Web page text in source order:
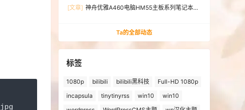
jpg
[文章] 神舟优雅A460电脑HM55主板系列笔记本无
Ta的全部动态
标签
1080p bilibili bilibili黑科技
Full-HD 1080p
incapsula
tinytinyrss win10
win10